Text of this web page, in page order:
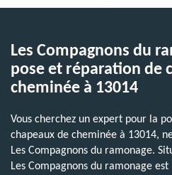
Les Compagnons du
pose et réparation de
cheminée à 13014
Vous cherchez un expert pour la
chapeaux de cheminée à 13014,
Les Compagnons du ramonage.
Les Compagnons du ramonage